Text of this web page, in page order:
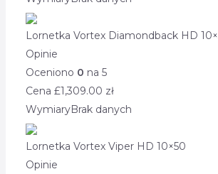
Lornetka Vortex Diamondback HD
Opinie
Oceniono 0 na 5
Cena £1,309.00 zł
WymiaryBrak danych
Lornetka Vortex Viper HD 10×50
Opinie